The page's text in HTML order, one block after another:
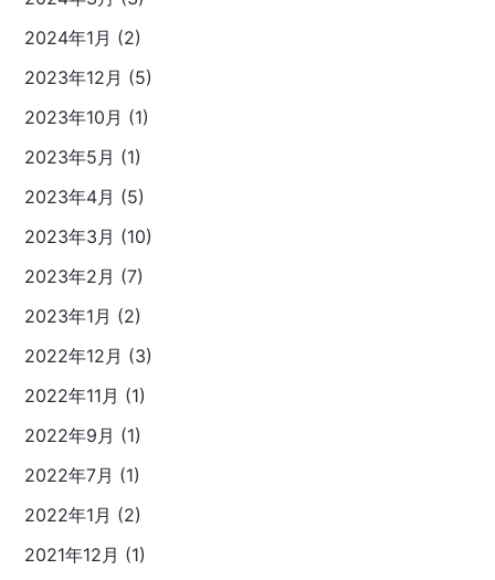
2024年1月 (2)
2023年12月 (5)
2023年10月 (1)
2023年5月 (1)
2023年4月 (5)
2023年3月 (10)
2023年2月 (7)
2023年1月 (2)
2022年12月 (3)
2022年11月 (1)
2022年9月 (1)
2022年7月 (1)
2022年1月 (2)
2021年12月 (1)